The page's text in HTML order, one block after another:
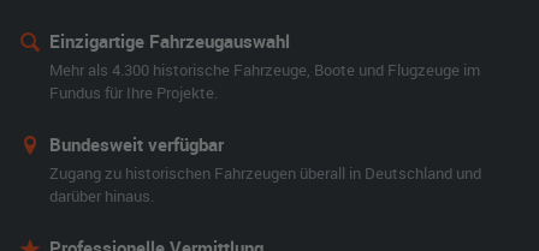
Einzigartige Fahrzeugauswahl
Mehr als 4.300 historische Fahrzeuge, Boote und Flugzeuge im
Fundus für Ihre Projekte.
Bundesweit verfügbar
Zugang zu historischen Fahrzeugen überall in Deutschland und
darüber hinaus.